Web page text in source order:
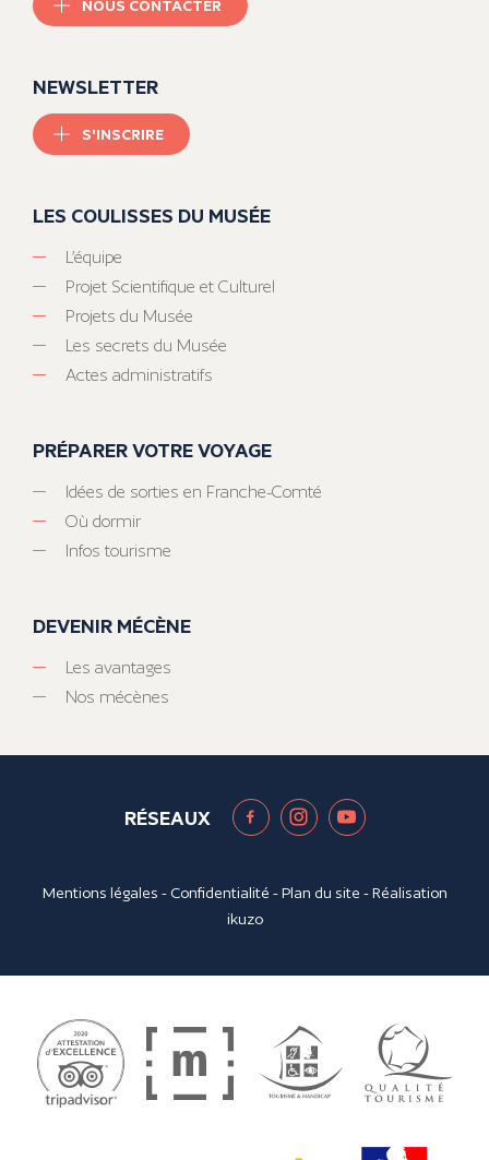
NOUS CONTACTER
NEWSLETTER
S'INSCRIRE
LES COULISSES DU MUSÉE
L’équipe
Projet Scientifique et Culturel
Projets du Musée
Les secrets du Musée
Actes administratifs
PRÉPARER VOTRE VOYAGE
Idées de sorties en Franche-Comté
Où dormir
Infos tourisme
DEVENIR MÉCÈNE
Les avantages
Nos mécènes
RÉSEAUX
Mentions légales - Confidentialité -Plan du site - Réalisation
ikuzo